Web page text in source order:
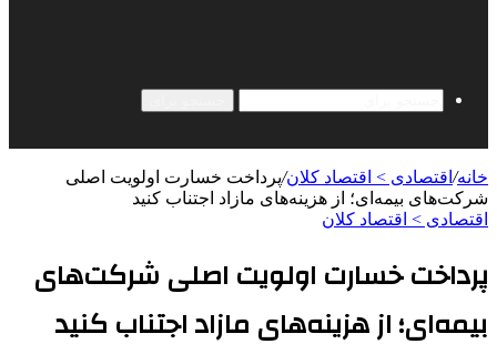
خانه/ اقتصادی > اقتصاد کلان/پرداخت خسارت اولویت اصلی
شرکت‌های بیمه‌ای؛ از هزینه‌های مازاد اجتناب کنید
اقتصادی > اقتصاد کلان
پرداخت خسارت اولویت اصلی شرکت‌های
بیمه‌ای؛ از هزینه‌های مازاد اجتناب کنید